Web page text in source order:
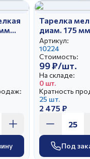
Тарелка
диам. 175 мм
Гладкий
Красная
Артикул:
10224
Стоимость:
99 ₽/шт.
На складе:
0 шт.
Кратность
25 шт.
2 475 ₽
Под